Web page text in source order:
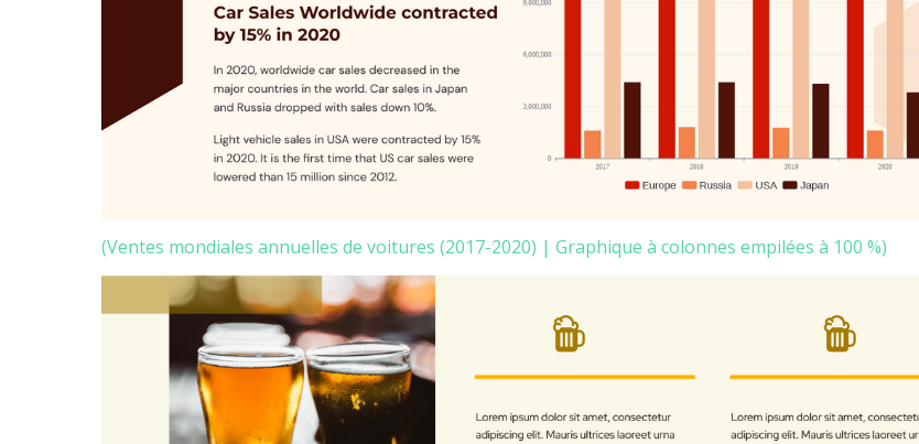
(Ventes mondiales annuelles de voitures (2017-2020) | Graphique à colonnes empilées à 100 %)